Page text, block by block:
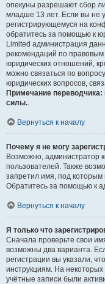
опекуны разрешают сбор
младше 13 лет. Если вы не
регистрирующемуся на
обратитесь за помощью к
Limited администрация
рекомендаций по
юридических отношений,
можно связаться по
юридических вопросов,
Примечание
силы..
Вернуться к началу
Почему я не могу
Возможно, администратор
пользователей. Также
запретил имя, под которым
Обратитесь за помощью к
Вернуться к началу
Я только что
Сначала проверьте свои
возможны два варианта.
регистрации вы указали,
инструкциям. На
учётные записи были